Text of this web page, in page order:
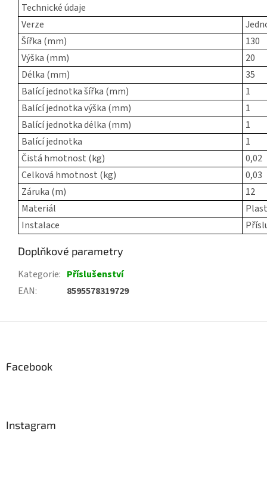
Technické údaje
Verze
Šířka (mm)
130
Výška (mm)
20
Délka (mm)
35
Balící jednotka šířka (mm)
1
Balící jednotka výška (mm)
1
Balící jednotka délka (mm)
1
Balící jednotka
1
Čistá hmotnost (kg)
0,02
Celková hmotnost (kg)
0,03
Záruka (m)
12
Materiál
Instalace
Doplňkové parametry
Kategorie: Příslušenství
EAN: 8595578319729
Facebook
Instagram